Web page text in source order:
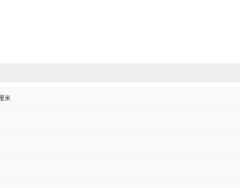
米